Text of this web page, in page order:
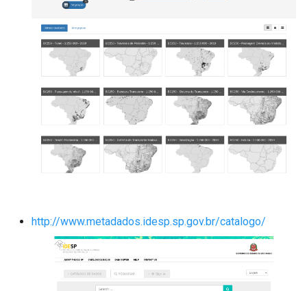
http://www.metadados.idesp.sp.gov.br/catalogo/